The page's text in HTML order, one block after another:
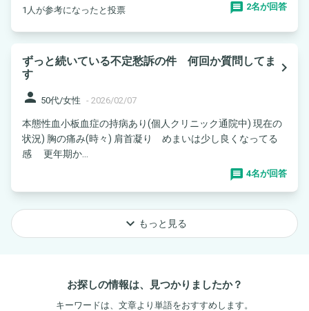
1人が参考になったと投票 2名が回答
ずっと続いている不定愁訴の件 何回か質問してま
す
navigate_next
person 50代/女性 - 2026/02/07
本態性血小板血症の持病あり(個人クリニック通院中) 現在の
状況) 胸の痛み(時々) 肩首凝り めまいは少し良くなってる
感 更年期か...
4名が回答
keyboard_arrow_down もっと見る
お探しの情報は、見つかりましたか？
キーワードは、文章より単語をおすすめします。